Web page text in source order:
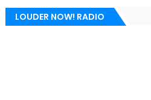
LOUDER NOW! RADIO